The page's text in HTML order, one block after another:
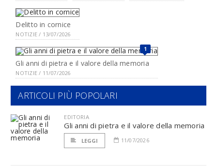
Delitto in cornice
NOTIZIE / 13/07/2026
1
Gli anni di pietra e il valore della memoria
NOTIZIE / 11/07/2026
ARTICOLI PIÙ POPOLARI
EDITORIA
Gli anni di pietra e il valore della memoria
LEGGI 11/07/2026